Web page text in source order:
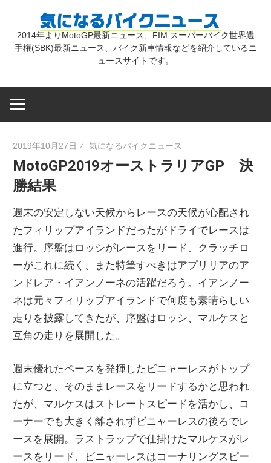
気
バ
イ
ク
ニ
ュ
ー
ス
2014年よりMotoGP最新ニュース、FIM スーパーバイク世界選
手権(SBK)最新ニュース、バイク新車情報などを紹介しているニ
ュースサイトです。
2019年10月27日 気になるバイクニュース
MotoGP2019オーストラリアGP 決
勝結果
週末の安定しない天候からレースの天候が心配され
たフィリップアイランドだったがドライでレースは
進行。序盤はロッシがレースをリード、クラッチロ
ーがこれに続く、また特筆すべきはアプリリアのア
ンドレア・イアンノーネの活躍だろう。イアンノー
ネは元々フィリップアイランドで何度も素晴らしい
走りを披露してきたが、序盤はロッシ、マルケスと
互角の走りを展開した。
週末優れたペースを発揮したビニャーレスがトップ
に立つと、そのままレースをリードするかと思われ
たが、マルケスはストレートスピードを活かし、コ
ーナーでも大きく離されずビニャーレスの後ろでレ
ースを展開。ラストラップで仕掛けたマルケスがレ
ースをリード、ビニャーレスはコーナリングスピー